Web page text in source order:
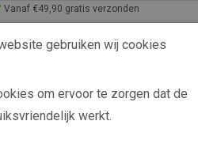
gebruiken wij cookies
om ervoor te zorgen dat de
werkt.
Vanaf €49,90 gratis verzonden